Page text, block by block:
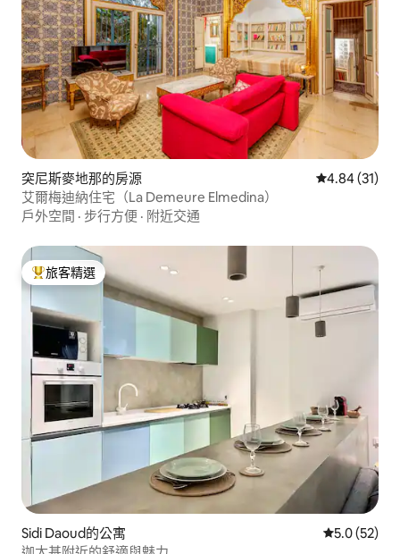
突尼斯麥地那的房源 從 31 則評價
4.84 (31)
艾爾梅迪納住宅（La Demeure Elmedina）
戶外空間 · 步行方便 · 附近交通
旅客精選榜首
旅客精選
Sidi Daoud的公寓 從 52 則評
5.0 (52)